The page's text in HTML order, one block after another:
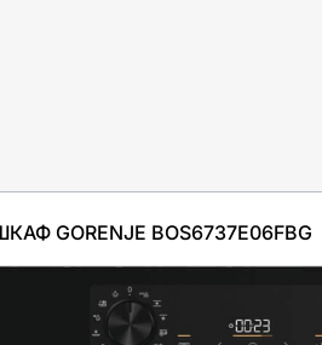
GORENJE BOS6737E06FBG